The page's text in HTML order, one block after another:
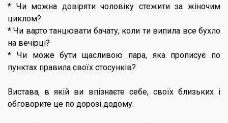
* Чи можна довіряти чоловіку стежити за жіночим
циклом?
* Чи варто танцювати бачату, коли ти випила все бухло
на вечірці?
* Чи може бути щасливою пара, яка прописує по
пунктах правила своїх стосунків?
Вистава, в якій ви впізнаєте себе, своїх близьких і
обговорите це по дорозі додому.